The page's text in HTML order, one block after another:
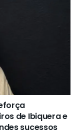
de Ibiquera e
sucessos